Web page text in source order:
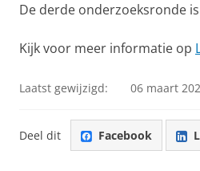
De derde onderzoeksronde
Kijk voor meer informatie op
Laatst gewijzigd: 06 maart
Deel dit Facebook